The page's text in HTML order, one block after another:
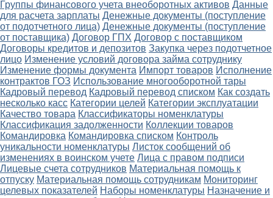
Группы финансового учета внеоборотных активов Данные
для расчета зарплаты Денежные документы (поступление
от подотчетного лица) Денежные документы (поступление
от поставщика) Договор ГПХ Договор с поставщиком
Договоры кредитов и депозитов Закупка через подотчетное
лицо Изменение условий договора займа сотруднику
Изменение формы документа Импорт товаров Исполнение
контрактов ГОЗ Использование многооборотной тары
Кадровый перевод Кадровый перевод списком Как создать
несколько касс Категории целей Категории эксплуатации
Качество товара Классификаторы номенклатуры
Классификация задолженности Коллекции товаров
Командировка Командировка списком Контроль
уникальности номенклатуры Листок сообщений об
изменениях в воинском учете Лица с правом подписи
Лицевые счета сотрудников Материальная помощь к
отпуску Материальная помощь сотрудникам Мониторинг
целевых показателей Наборы номенклатуры Назначение и